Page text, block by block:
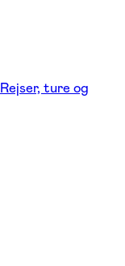
Rejser, ture og